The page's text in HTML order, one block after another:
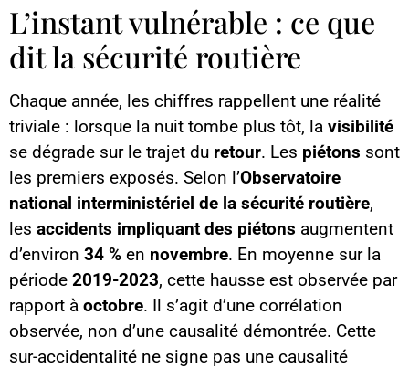
L’instant vulnérable : ce que
dit la sécurité routière
Chaque année, les chiffres rappellent une réalité
triviale : lorsque la nuit tombe plus tôt, la visibilité
se dégrade sur le trajet du retour. Les piétons sont
les premiers exposés. Selon l’Observatoire
national interministériel de la sécurité routière,
les accidents impliquant des piétons augmentent
d’environ 34 % en novembre. En moyenne sur la
période 2019-2023, cette hausse est observée par
rapport à octobre. Il s’agit d’une corrélation
observée, non d’une causalité démontrée. Cette
sur-accidentalité ne signe pas une causalité